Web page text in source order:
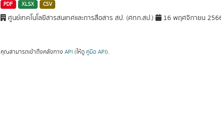
PDF XLSX CSV
ศูนย์เทคโนโลยีสารสนเทศและการสื่อสาร สป. (ศทก.สป.) 16 พฤศจิกายน
คุณสามารถเข้าถึงคลังทาง API (ให้ดู คู่มือ API).